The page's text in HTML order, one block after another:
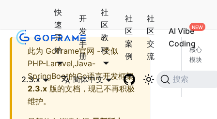
快
速
开
始
开
发
手
册
社
区
教
程
社
区
案
例
社
区
交
流
AI Vibe
Coding
2.3.x 简体中文 搜索
此为 GoFrame官网 - 类似
PHP-Laravel,Java-
SpringBoot的Go语言开发框架
2.3.x 版的文档，现已不再积极
维护。
核心
模块